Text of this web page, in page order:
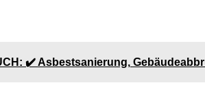
✔️ Asbestsanierung,